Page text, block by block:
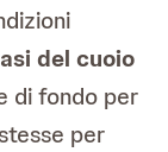
del cuoio
di fondo per
per